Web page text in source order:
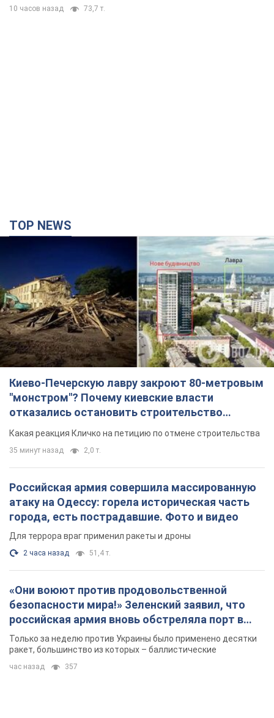
10 часов назад 73,7 т.
TOP NEWS
Киево-Печерскую лавру закроют 80-метровым
"монстром"? Почему киевские власти
отказались остановить строительство
небоскреба "московского верующего"
Какая реакция Кличко на петицию по отмене строительства
35 минут назад 2,0 т.
Российская армия совершила массированную
атаку на Одессу: горела историческая часть
города, есть пострадавшие. Фото и видео
Для террора враг применил ракеты и дроны
2 часа назад 51,4 т.
«Они воюют против продовольственной
безопасности мира!» Зеленский заявил, что
российская армия вновь обстреляла порт в
Одессе
Только за неделю против Украины было применено десятки
ракет, большинство из которых – баллистические
час назад 357